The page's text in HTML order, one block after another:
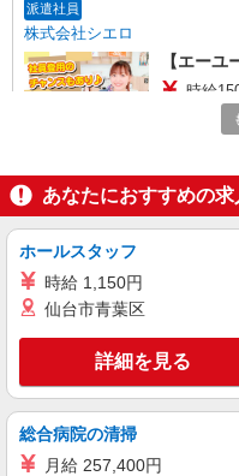
派遣社員
株式会社シエロ
【エーユ
時給
（規定あり） ゜+゜・。○。・゜+゜・
+゜ 入社祝い
い・週払
+゜・。○
キープ
派遣社員
株式会社シエロ
【
残業代支
+゜・。○
万円支給(規定有) お友達を紹
有）★ ゜
静岡県
キープ
あなたにおすすめの求
ホールスタッフ
時給 1,150円
仙台市青葉区
詳細を見る
総合病院の清掃
月給 257,400円